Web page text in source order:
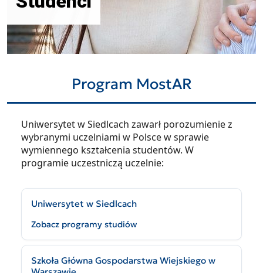
Program MostAR
Uniwersytet w Siedlcach zawarł porozumienie z
wybranymi uczelniami w Polsce w sprawie
wymiennego kształcenia studentów. W
programie uczestniczą uczelnie:
Uniwersytet w Siedlcach
Zobacz programy studiów
Szkoła Główna Gospodarstwa Wiejskiego w